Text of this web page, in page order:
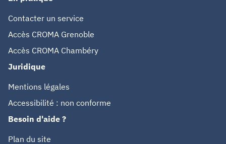
Contacter un service
Accès CROMA Grenoble
Accès CROMA Chambéry
Juridique
Mentions légales
Accessibilité : non conforme
Besoin d'aide ?
Plan du site